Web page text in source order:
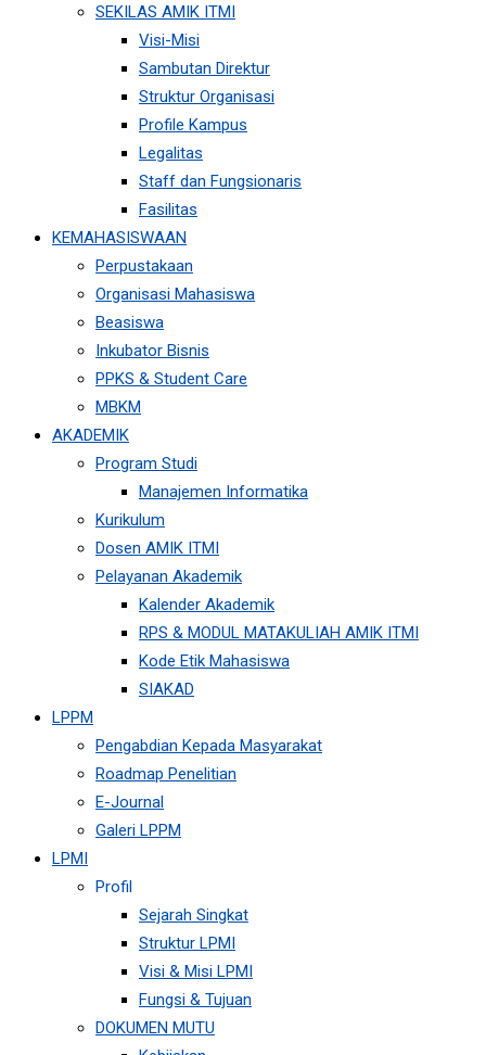
SEKILAS AMIK ITMI
Visi-Misi
Sambutan Direktur
Struktur Organisasi
Profile Kampus
Legalitas
Staff dan Fungsionaris
Fasilitas
KEMAHASISWAAN
Perpustakaan
Organisasi Mahasiswa
Beasiswa
Inkubator Bisnis
PPKS & Student Care
MBKM
AKADEMIK
Program Studi
Manajemen Informatika
Kurikulum
Dosen AMIK ITMI
Pelayanan Akademik
Kalender Akademik
RPS & MODUL MATAKULIAH AMIK ITMI
Kode Etik Mahasiswa
SIAKAD
LPPM
Pengabdian Kepada Masyarakat
Roadmap Penelitian
E-Journal
Galeri LPPM
LPMI
Profil
Sejarah Singkat
Struktur LPMI
Visi & Misi LPMI
Fungsi & Tujuan
DOKUMEN MUTU